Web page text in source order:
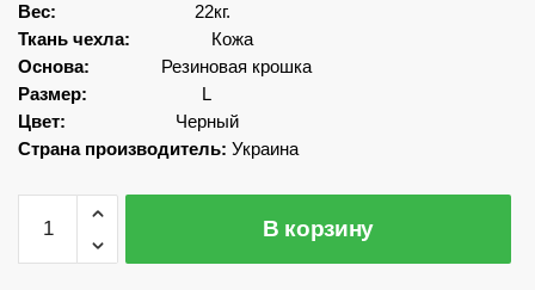
Вес: 22кг.
Ткань чехла: Кожа
Основа: Резиновая крошка
Размер: L
Цвет: Черный
Страна производитель: Украина
Количество
Болгарский
мешок
В корзину